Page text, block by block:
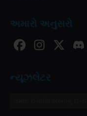
અમારો અનુસરો
ન્યૂઝલેટર